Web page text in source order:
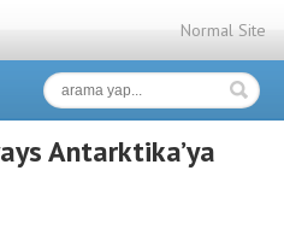
Normal Site
Antarktika’ya